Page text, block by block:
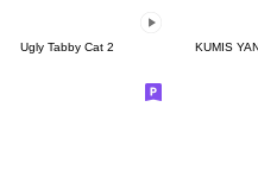
Ugly Tabby Cat 2 KUMIS